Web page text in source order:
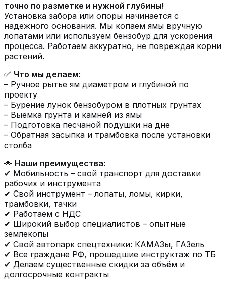
точно по разметке и нужной глубины!
Установка забора или опоры начинается с
надежного основания. Мы копаем ямы вручную
лопатами или используем бензобур для ускорения
процесса. Работаем аккуратно, не повреждая корни
растений.
✅ Что мы делаем:
– Ручное рытье ям диаметром и глубиной по
проекту
– Бурение лунок бензобуром в плотных грунтах
– Выемка грунта и камней из ямы
– Подготовка песчаной подушки на дне
– Обратная засыпка и трамбовка после установки
столба
🌟 Наши преимущества:
✔ Мобильность – свой транспорт для доставки
рабочих и инструмента
✔ Свой инструмент – лопаты, ломы, кирки,
трамбовки, тачки
✔ Работаем с НДС
✔ Широкий выбор специалистов – опытные
землекопы
✔ Свой автопарк спецтехники: КАМАЗы, ГАЗель
✔ Все граждане РФ, прошедшие инструктаж по ТБ
✔ Делаем существенные скидки за объём и
долгосрочные контракты